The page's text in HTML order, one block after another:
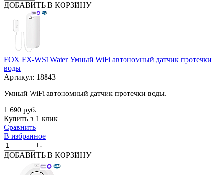
ДОБАВИТЬ В КОРЗИНУ
FOX FX-WS1Water Умный WiFi автономный датчик протечки
воды
Артикул: 18843
Умный WiFi автономный датчик протечки воды.
1 690 руб.
Купить в 1 клик
Сравнить
В избранное
+-
ДОБАВИТЬ В КОРЗИНУ